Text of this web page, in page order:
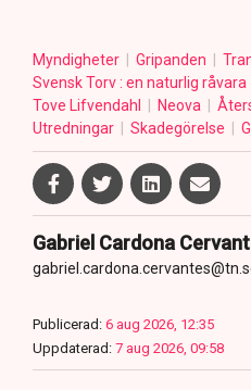
Myndigheter Gripanden
Svensk Torv : en naturlig råvara
Tove Lifvendahl
Neova
Utredningar
Skadegörelse
Gabriel Cardona
Publicerad: 6 aug 2026, 12:35
Uppdaterad: 7 aug 2026, 09:58